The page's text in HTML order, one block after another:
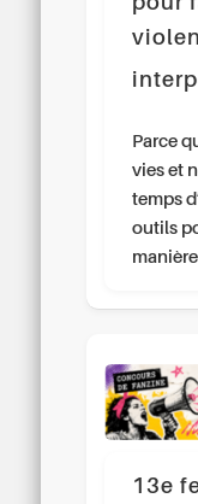
Parce
vies et
temps
outils
13e